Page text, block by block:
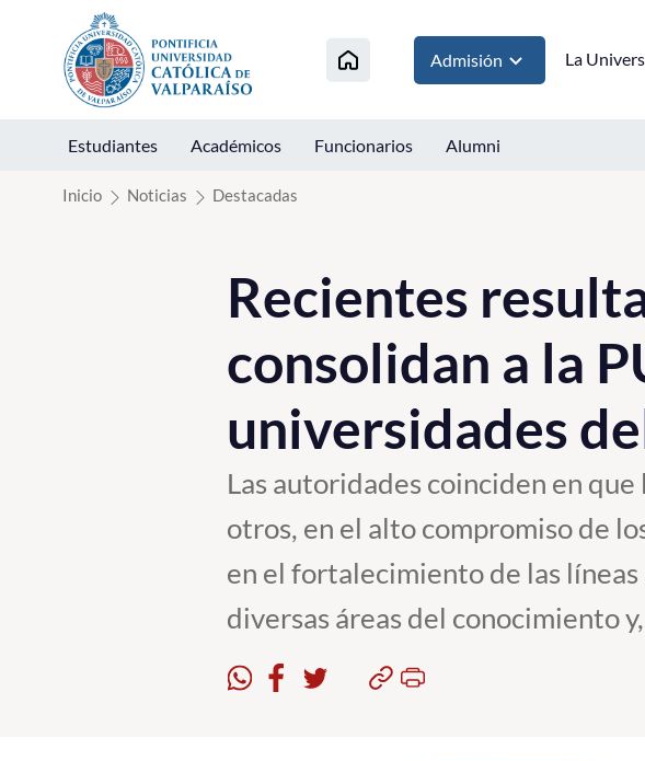
Click acá para ir directamente al contenido
Admisión La
Estudiantes Académicos Funcionarios Alumni
Inicio Noticias Destacadas
Recientes
consolidan a la
universidades
Las autoridades coinciden en
otros, en el alto compromiso de
en el fortalecimiento de las
diversas áreas del conocimiento